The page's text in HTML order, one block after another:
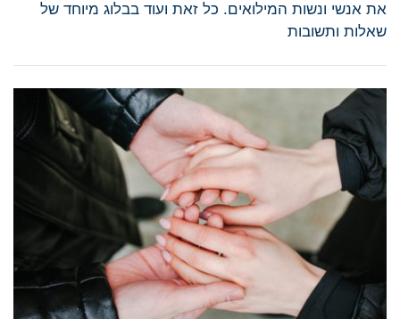
את אנשי ונשות המילואים. כל זאת ועוד בבלוג מיוחד של
שאלות ותשובות